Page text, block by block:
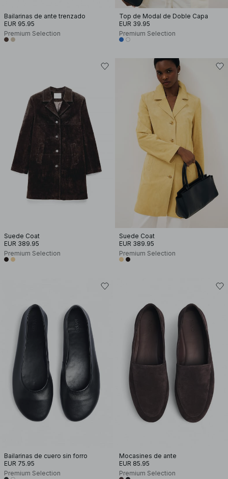
Bailarinas de ante trenzado
EUR 95.95
Premium Selection
Top de Modal de Doble Capa
EUR 39.95
Premium Selection
Suede Coat
EUR 389.95
Premium Selection
Suede Coat
EUR 389.95
Premium Selection
Bailarinas de cuero sin forro
EUR 75.95
Premium Selection
Mocasines de ante
EUR 85.95
Premium Selection